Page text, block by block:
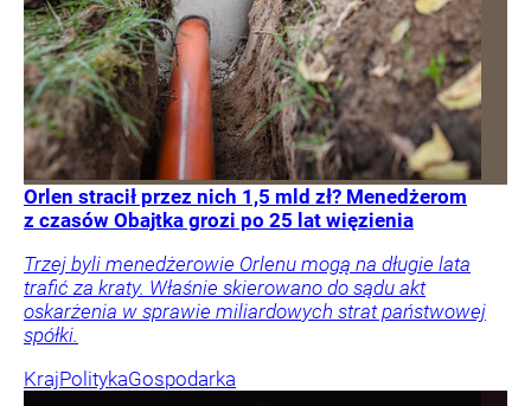
Orlen stracił przez nich 1,5 mld zł? Menedżerom
z czasów Obajtka grozi po 25 lat więzienia
Trzej byli menedżerowie Orlenu mogą na długie lata
trafić za kraty. Właśnie skierowano do sądu akt
oskarżenia w sprawie miliardowych strat państwowej
spółki.
KrajPolitykaGospodarka